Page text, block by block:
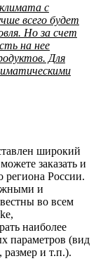
с
всего будет
Но за счет
на нее
Для
широкий
заказать и
региона России.
и
во всем
наиболее
параметров (вид
размер и т.п.).